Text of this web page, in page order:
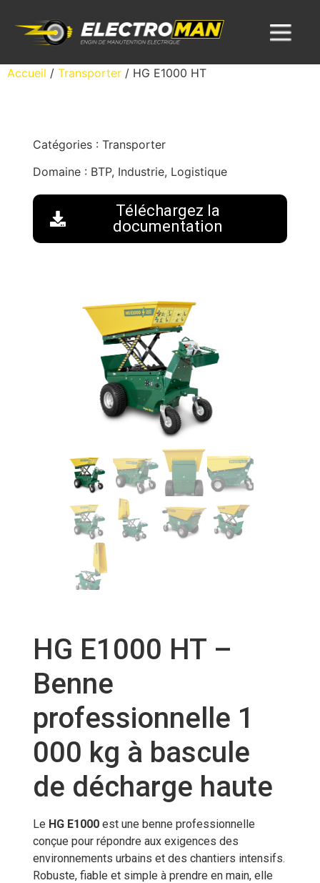
Accueil / Transporter / HG E1000 HT
Catégories : Transporter
Domaine : BTP, Industrie, Logistique
Téléchargez la
documentation
HG E1000 HT –
Benne
professionnelle 1
000 kg à bascule
de décharge haute
Le HG E1000est une benne professionnelle
conçue pour répondre aux exigences des
environnements urbains et des chantiers intensifs.
Robuste, fiable et simple à prendre en main, elle